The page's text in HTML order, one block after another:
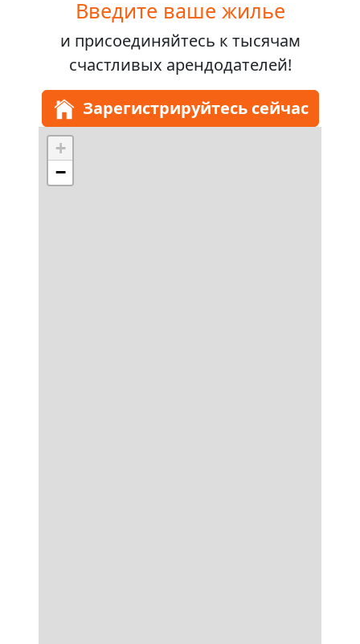
Введите ваше жилье
и присоединяйтесь к тысячам
счастливых арендодателей!
Зарегистрируйтесь сейчас
+
−